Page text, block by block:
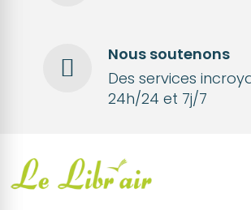
Nous soutenons
Des services
24h/24 et 7j/7